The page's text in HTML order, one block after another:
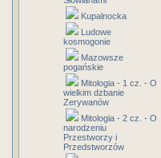
Kupalnocka
Ludowe
kosmogonie
Mazowsze
pogańskie
Mitologia - 1 cz. - O
wielkim dzbanie
Zerywanów
Mitologia - 2 cz. - O
narodzeniu
Przestworzy i
Przedstworzów